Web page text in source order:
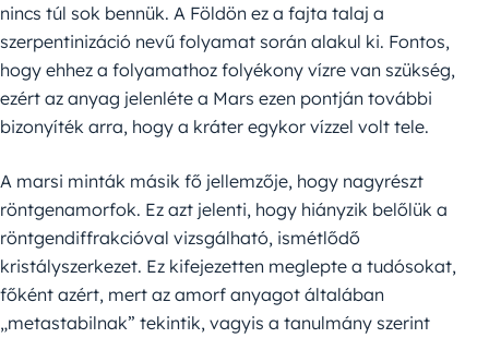
nincs túl sok bennük. A Földön ez a fajta talaj a
szerpentinizáció nevű folyamat során alakul ki. Fontos,
hogy ehhez a folyamathoz folyékony vízre van szükség,
ezért az anyag jelenléte a Mars ezen pontján további
bizonyíték arra, hogy a kráter egykor vízzel volt tele.
A marsi minták másik fő jellemzője, hogy nagyrészt
röntgenamorfok. Ez azt jelenti, hogy hiányzik belőlük a
röntgendiffrakcióval vizsgálható, ismétlődő
kristályszerkezet. Ez kifejezetten meglepte a tudósokat,
főként azért, mert az amorf anyagot általában
„metastabilnak” tekintik, vagyis a tanulmány szerint